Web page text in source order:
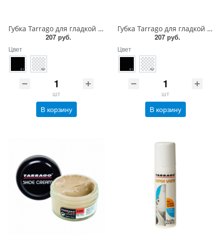
Губка Tarrago для гладкой кожи силикон1
207 руб.
Цвет
шт
В корзину
Губка Tarrago для гладкой кожи силикон
207 руб.
Цвет
шт
В корзину